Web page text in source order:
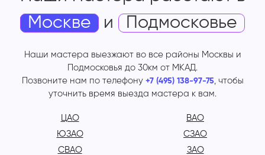
Москве
и Подмосковье
Наши мастера выезжают во все районы Москвы и
Подмосковья до 30км от МКАД.
Позвоните нам по телефону +7 (495) 138-97-75, чтобы
уточнить время выезда мастера к вам.
ЦАО
ЮЗАО
СВАО
ВАО
СЗАО
ЗАО